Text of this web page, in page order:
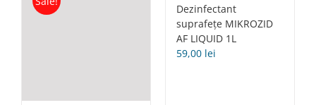
Dezinfectant
suprafețe MIKROZID
AF LIQUID 1L
59,00 lei